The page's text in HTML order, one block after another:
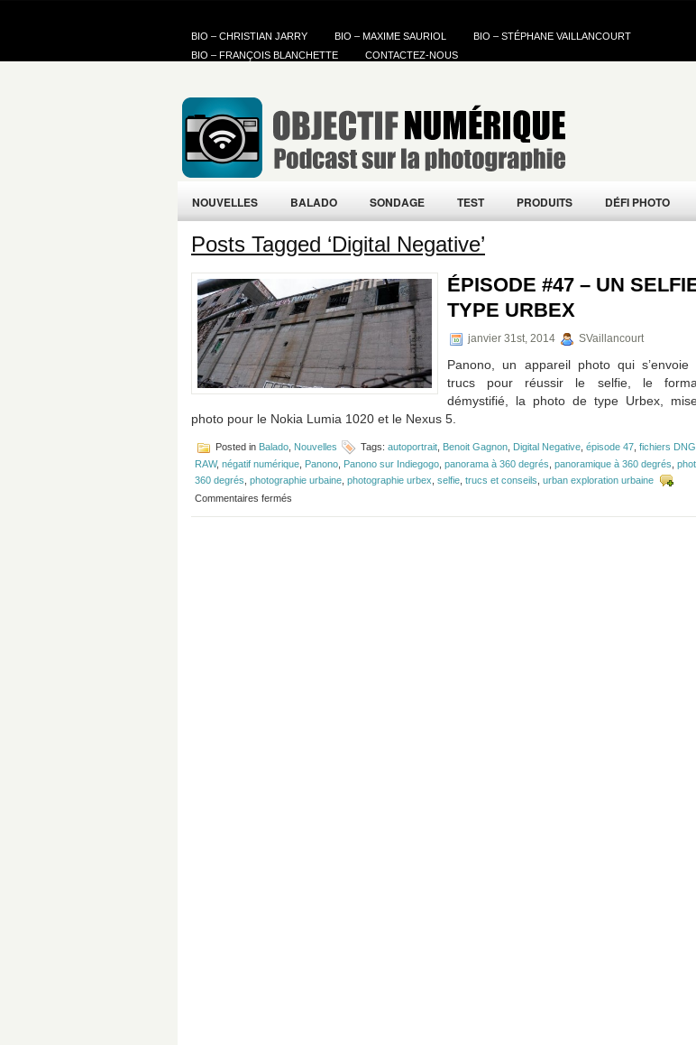
BIO – CHRISTIAN JARRY BIO – MAXIME SAURIOL
BIO – STÉPHANE VAILLANCOURT
BIO – FRANÇOIS BLANCHETTE
CONTACTEZ-NOUS
NOUVELLES BALADO SONDAGE TEST PRODUITS DÉFI PHOTO
Posts Tagged ‘Digital Negative’
ÉPISODE #47 – UN
TYPE URBEX
janvier 31st, 2014 SVaillancourt
Panono, un appareil photo qui s’envoie
trucs pour réussir le selfie, le
démystifié, la photo de type Urbex,
photo pour le Nokia Lumia 1020 et le Nexus 5.
Posted in Balado Nouvelles Tags: autoportrait Benoit Gagnon Digital Negative épisode 47 fichiers DNG
RAW, négatif numérique Panono Panono sur Indiegogo panorama à 360 degrés panoramique à 360 degrés
360 degrés photographie urbaine photographie urbex selfie trucs et conseils urban exploration urbaine
Commentaires fermés